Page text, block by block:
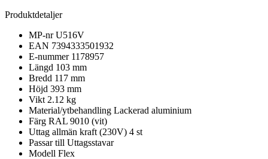
Produktdetaljer
MP-nr U516V
EAN 7394333501932
E-nummer 1178957
Längd 103 mm
Bredd 117 mm
Höjd 393 mm
Vikt 2.12 kg
Material/ytbehandling Lackerad aluminium
Färg RAL 9010 (vit)
Uttag allmän kraft (230V) 4 st
Passar till Uttagsstavar
Modell Flex